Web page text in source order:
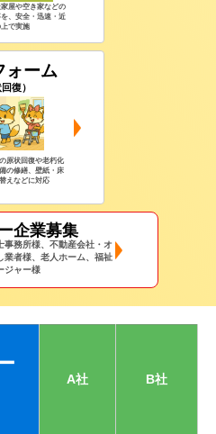
屋や空き家などの
、安全・迅速・近
で実施
ォーム
復）
原状回復や老朽化
の修繕、壁紙・床
えなどに対応
企業募集
事務所様、不動産会社・オ
業者様、老人ホーム、福祉
ジャー様
A社 B社